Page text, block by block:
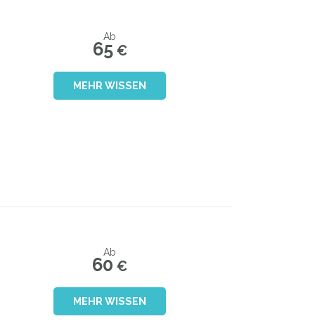
Ab
65€
MEHR WISSEN
Ab
60 €
MEHR WISSEN